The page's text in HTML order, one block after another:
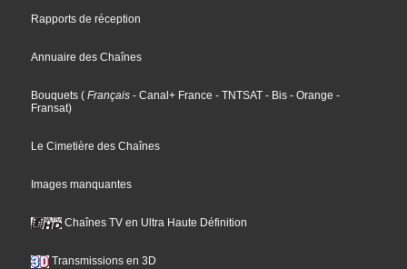
Rapports de réception
Annuaire des Chaînes
Bouquets ( Français - Canal+ France - TNTSAT - Bis - Orange -
Fransat)
Le Cimetière des Chaînes
Images manquantes
Chaînes TV en Ultra Haute Définition
Transmissions en 3D